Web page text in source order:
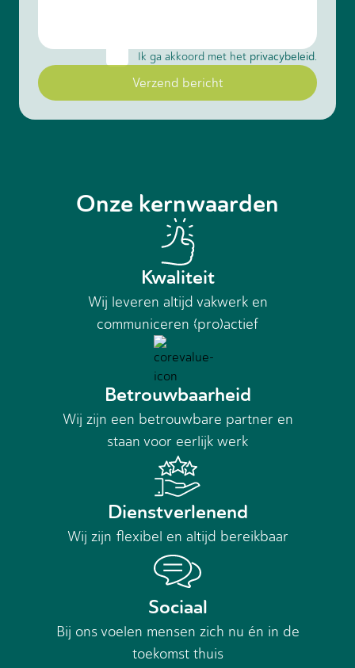
Ik ga akkoord met het privacybeleid.
Verzend bericht
Onze kernwaarden
Kwaliteit
Wij leveren altijd vakwerk en
communiceren (pro)actief
Betrouwbaarheid
Wij zijn een betrouwbare partner en
staan voor eerlijk werk
Dienstverlenend
Wij zijn flexibel en altijd bereikbaar
Sociaal
Bij ons voelen mensen zich nu én in de
toekomst thuis